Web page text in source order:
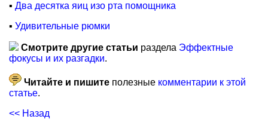
▪ Два десятка яиц изо рта помощника
▪ Удивительные рюмки
Смотрите другие статьи раздела Эффектные
фокусы и их разгадки.
Читайте и пишите полезные комментарии к этой
статье.
<< Назад